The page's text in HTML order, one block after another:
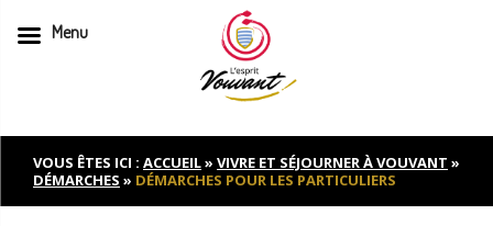
to
contentVOUS ÊTES ICI : ACCUEIL» VIVRE ET SÉJOURNER À VOUVANT »
DÉMARCHES » DÉMARCHES POUR LES PARTICULIERS
Menu